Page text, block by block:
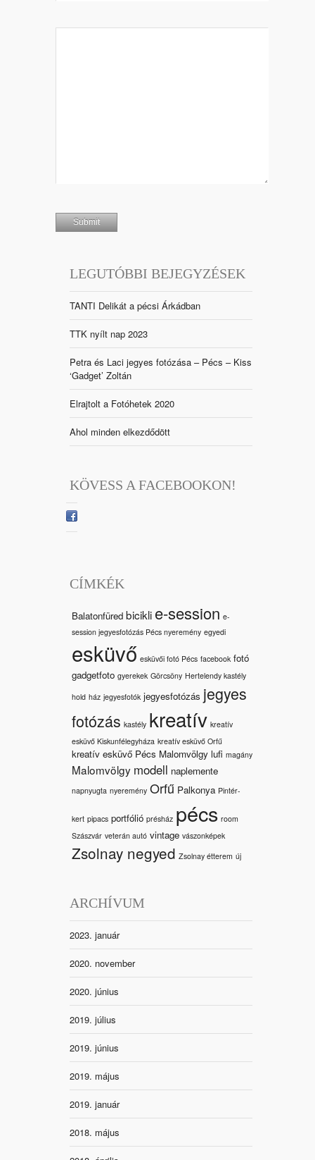
LEGUTÓBBI BEJEGYZÉSEK
TANTI Delikát a pécsi Árkádban
TTK nyílt nap 2023
Petra és Laci jegyes fotózása – Pécs – Kiss
‘Gadget’ Zoltán
Elrajtolt a Fotóhetek 2020
Ahol minden elkezdődött
KÖVESS A FACEBOOKON!
CÍMKÉK
Balatonfüred bicikli e-session e-
session jegyesfotózás Pécs nyeremény egyedi
esküvő esküvői fotó Pécs facebook fotó
gadgetfoto gyerekek Görcsöny Hertelendy kastély
hold ház jegyesfotók jegyesfotózás jegyes
fotózás kastély kreatív kreatív
esküvő Kiskunfélegyháza kreatív esküvő Orfű
kreatív esküvő Pécs Malomvölgy lufi magány
Malomvölgy modell naplemente
napnyugta nyeremény Orfű Palkonya Pintér-
kert pipacs portfólió présház pécs room
Szászvár veterán autó vintage vászonképek
Zsolnay negyed Zsolnay étterem új
ARCHÍVUM
2023. január
2020. november
2020. június
2019. július
2019. június
2019. május
2019. január
2018. május